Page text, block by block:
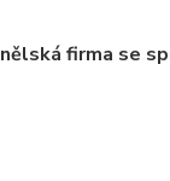
firma se